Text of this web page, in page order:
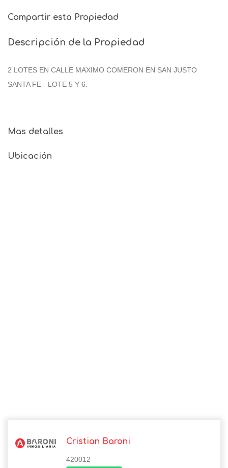
Compartir esta Propiedad
Descripción de la Propiedad
2 LOTES EN CALLE MAXIMO COMERON EN SAN JUSTO
SANTA FE - LOTE 5 Y 6.
Mas detalles
Ubicación
Cristian Baroni
420012